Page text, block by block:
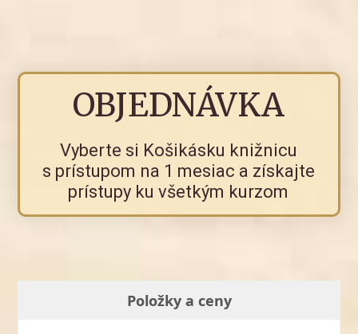
OBJEDNÁVKA
Vyberte si Košikásku knižnicu
s prístupom na 1 mesiac a získajte
prístupy ku všetkým kurzom
Položky a ceny